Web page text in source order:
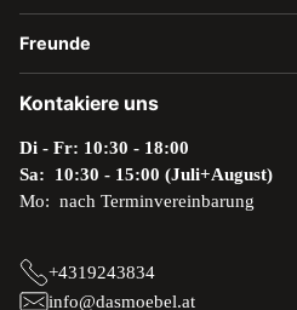
Freunde
Kontakiere uns
Di - Fr: 10:30 - 18:00
Sa: 10:30 - 15:00 (Juli+August)
Mo: nach Terminvereinbarung
+4319243834
info@dasmoebel.at